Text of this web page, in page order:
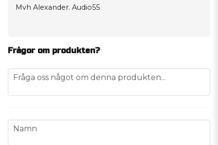
Mvh Alexander. Audio55
Frågor om produkten?
question
Fråga oss något om denna produkten...
name
Namn